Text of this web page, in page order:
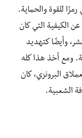
للقوة والحماية.
الكيفية التي كان
وأيضًا كتهديد
ومع أخذ هذا كله
البرونزي، كان
الشعبية.